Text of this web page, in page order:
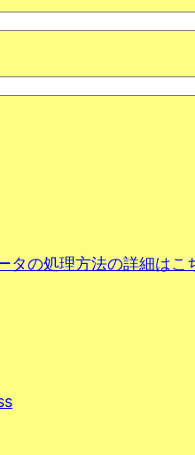
タの処理方法の詳細はこ